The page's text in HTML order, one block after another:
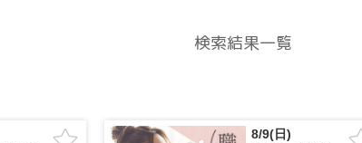
検索結果一覧
8/9(日)